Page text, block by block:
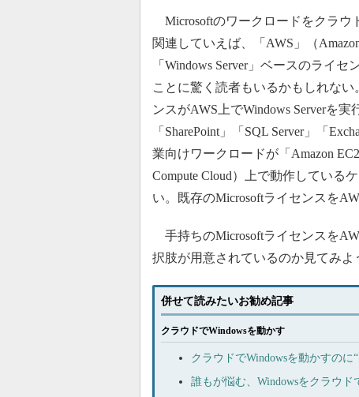
Microsoftのワークロードをクラウ
関連していえば、「AWS」（
「Windows Server」ベースのライ
ことに驚く読者もいるかもしれな
ンスがAWS上でWindows Serverを実
「SharePoint」「SQL Server」「
業向けワークロードが「Amazon
Compute Cloud）上で動作している
い。既存のMicrosoftライセンスを
手持ちのMicrosoftライセンスを
択肢が用意されているのか見てみよ
併せて読みたいお勧め記事
クラウドでWindowsを動かす
クラウドでWindowsを動かすの
誰もが悩む、Windowsをクラウ